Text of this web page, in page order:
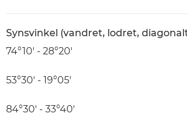
Synsvinkel (vandret, lodret,
74°10′ - 28°20′
53°30′ - 19°05′
84°30′ - 33°40′